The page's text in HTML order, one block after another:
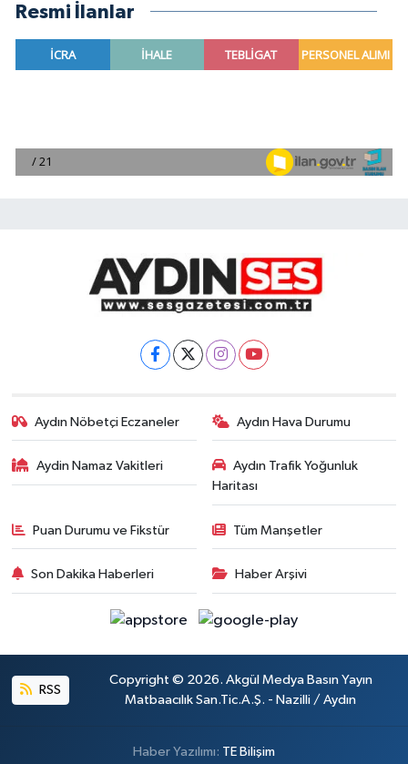
Resmi İlanlar
Aydın Nöbetçi Eczaneler Aydın Hava Durumu
Aydin Namaz Vakitleri
Aydın Trafik Yoğunluk
Haritası
Puan Durumu ve Fikstür Tüm Manşetler
Son Dakika Haberleri Haber Arşivi
RSS
Copyright © 2026. Akgül Medya Basın Yayın
Matbaacılık San.Tic.A.Ş. - Nazilli / Aydın
Haber Yazılımı: TE Bilişim